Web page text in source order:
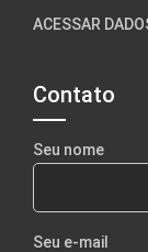
ACESSAR
Contato
Seu nome
Seu e-mail